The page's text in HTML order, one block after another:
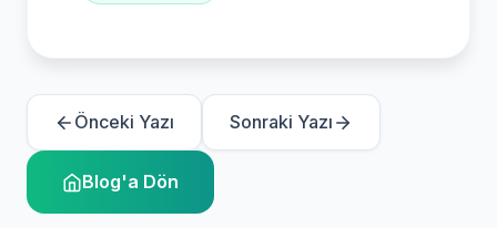
Önceki Yazı Sonraki Yazı
Blog'a Dön